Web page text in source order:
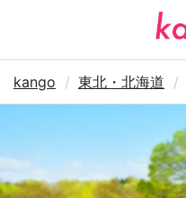
kango 東北・北海道